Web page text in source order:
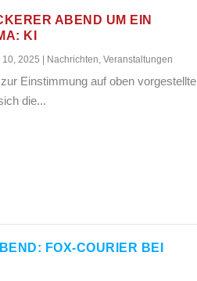
ABEND UM EIN
KI
10, 2025 | Nachrichten Veranstaltungen
Einstimmung auf oben vorgestellte
die...
FOX-COURIER BEI